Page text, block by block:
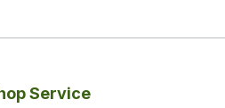
Service